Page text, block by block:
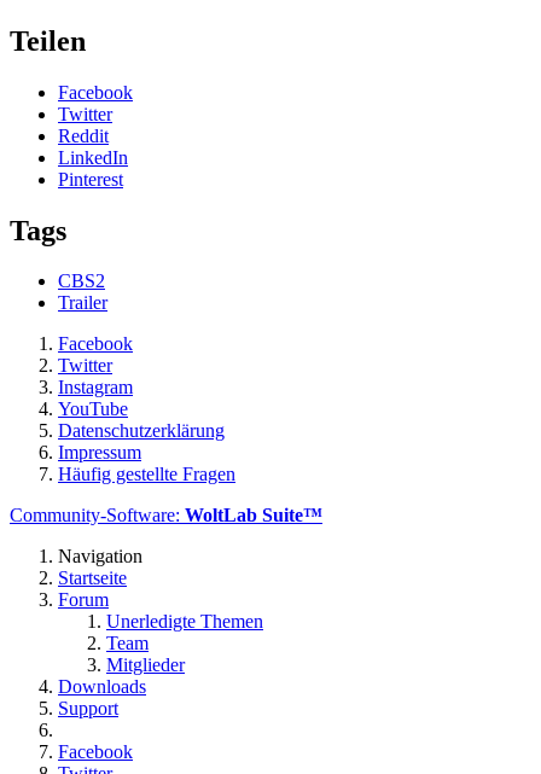
Teilen
Facebook
Twitter
Reddit
LinkedIn
Pinterest
Tags
CBS2
Trailer
Facebook
Twitter
Instagram
YouTube
Datenschutzerklärung
Impressum
Häufig gestellte Fragen
Community-Software: WoltLab Suite™
Navigation
Startseite
Forum
Unerledigte Themen
Team
Mitglieder
Downloads
Support
Facebook